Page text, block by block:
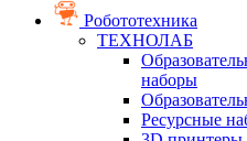
Робототехника
ТЕХНОЛАБ
наборы
Ресурсные